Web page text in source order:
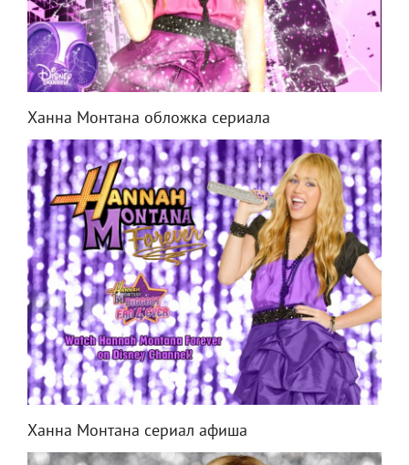
Ханна Монтана обложка сериала
Ханна Монтана сериал афиша